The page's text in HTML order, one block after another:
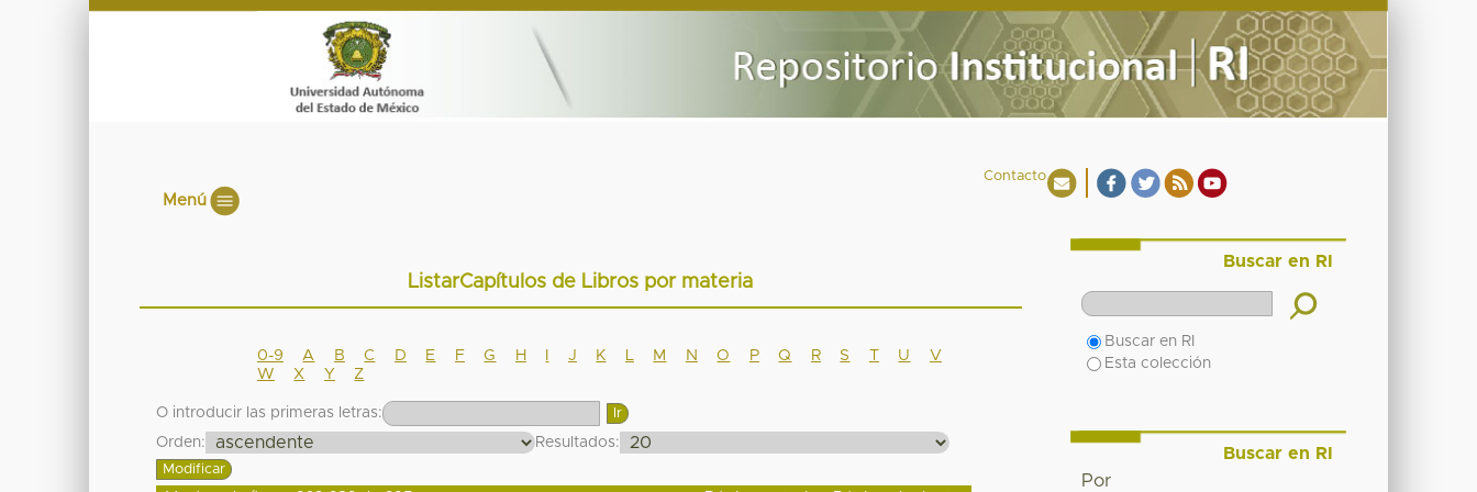
Contacto
Menú
ListarCapítulos de Libros por materia
0-9 A B C D E F G H J K M N O P Q R S T U
V
W
X Y Z
O introducir las primeras letras:
Orden:
Resultados:
Buscar en RI
Buscar en RI
Esta colección
Buscar en RI
Por